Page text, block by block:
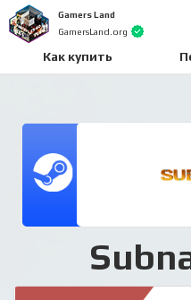
Gamers Land
GamersLand.org
Как купить